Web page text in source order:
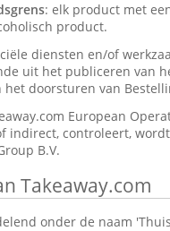
: elk product met
product.
diensten en/of
uit het publiceren van
het doorsturen van
European
indirect, controleert,
B.V.
Takeaway.com
onder de naam